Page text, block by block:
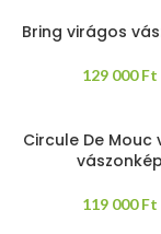
Bring virágos
129 000Ft
Circule De Mouc
vászonkép
119 000Ft